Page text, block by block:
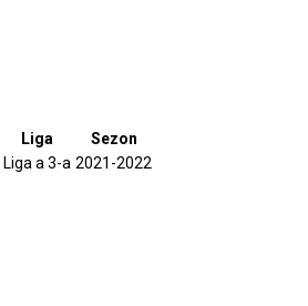
Liga
Sezon
Liga a 3-a 2021-2022